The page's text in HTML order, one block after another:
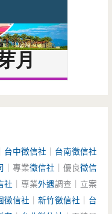
台中徵信社
台南徵信社
｜專業徵信社 ｜優良徵信
社 ｜專業外遇調查｜立案
徵信社 ｜新竹徵信社
台